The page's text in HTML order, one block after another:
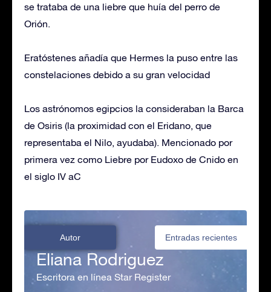
se trataba de una liebre que huía del perro de
Orión.
Eratóstenes añadía que Hermes la puso entre las
constelaciones debido a su gran velocidad
Los astrónomos egipcios la consideraban la Barca
de Osiris (la proximidad con el Eridano, que
representaba el Nilo, ayudaba). Mencionado por
primera vez como Liebre por Eudoxo de Cnido en
el siglo IV aC
Autor Entradas recientes
Eliana Rodriguez
Escritora en línea Star Register